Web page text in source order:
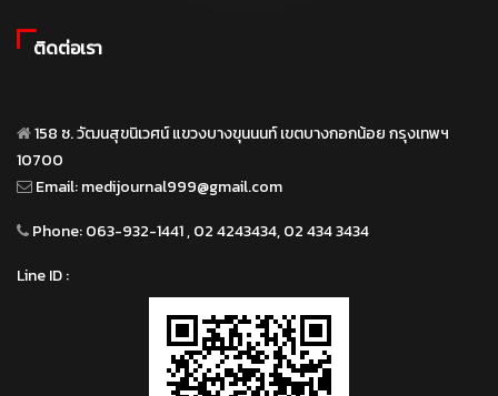
ติดต่อเรา
158 ซ. วัฒนสุขนิเวศน์ แขวงบางขุนนนท์ เขตบางกอกน้อย กรุงเทพฯ
10700
Email:medijournal999@gmail.com
Phone:063-932-1441 , 02 4243434, 02 434 3434
Line ID :